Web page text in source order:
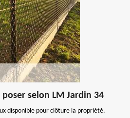
selon LM Jardin 34
disponible pour clôture la propriété.